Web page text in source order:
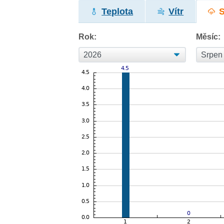
Teplota Vítr
Rok: Měsíc: